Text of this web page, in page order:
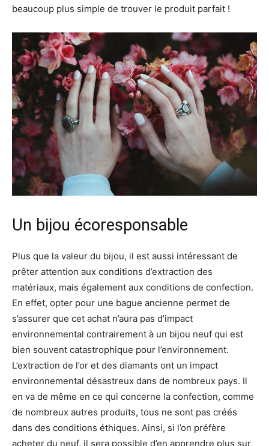
beaucoup plus simple de trouver le produit parfait !
Un bijou écoresponsable
Plus que la valeur du bijou, il est aussi intéressant de
prêter attention aux conditions d’extraction des
matériaux, mais également aux conditions de confection.
En effet, opter pour une bague ancienne permet de
s’assurer que cet achat n’aura pas d’impact
environnemental contrairement à un bijou neuf qui est
bien souvent catastrophique pour l’environnement.
L’extraction de l’or et des diamants ont un impact
environnemental désastreux dans de nombreux pays. Il
en va de même en ce qui concerne la confection, comme
de nombreux autres produits, tous ne sont pas créés
dans des conditions éthiques. Ainsi, si l’on préfère
acheter du neuf, il sera possible d’en apprendre plus sur